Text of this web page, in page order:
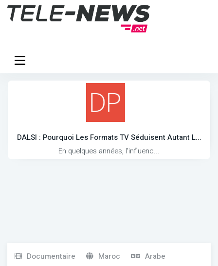
DALSI : Pourquoi Les Formats TV Séduisent Autant L...
En quelques années, l’influenc...
Documentaire Maroc Arabe